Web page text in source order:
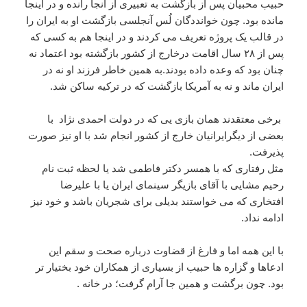
حبیب محبیان پس از بازگشت به تعبیری از آنجا رانده و در اینجا
مانده بود. چون خوانددگان لُس آنجلسی بازگشت او به ایران را
در قالب یک پروژه تعریف می کردند و در اینجا هم به کسی که
پس از ۲۸ سال اقامت درخارج از کشور بازگشته بود اعتماد نه
چنان بود که وعده داده بودند.به همین خاطر فرزند او نه در
ایران ماند و نه به آمریکا بازگشت که در ترکیه ساکن شد.
برخی معتقدند همان بازی یی که در دولت احمدی نژاد با
بعضی از دیگرایرانیان خارج از کشور انجام شد با او نیز صورت
پذیرفت.
مثل رفتاری که با همسر دکتر فاطمی شد یا لحظه ثبت نام
رحیم مشایی با آقای بازیگر سینمای ایران یا با علیرضا
افتخاری که می خواستند بدیلی برای شجریان باشد و خود نیز
ادامه نداد.
با این همه اما و فارغ از قضاوت درباره صحت و سقم این
ادعاها و گزاره ها حبیب از بسیاری از همکاران خود بختیار تر
بود. چون برگشت و همین جا آرام گرفت؛ در خانه .